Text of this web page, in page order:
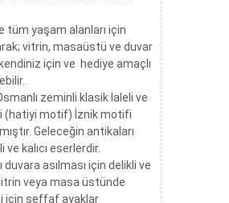
18cm, 25cm ve 30cm
tabak 3'lü kombin settir.
tamamen el yapımı
çok özenli çalışılmış
eserlerdir.
(sırçalı) olarak çizilmiş ve
950 derecede
bu nedenle yıllar boyu etkili
güneş ışığı şartlarında dahi
dokularında bir bozulma
tüm yaşam alanları için